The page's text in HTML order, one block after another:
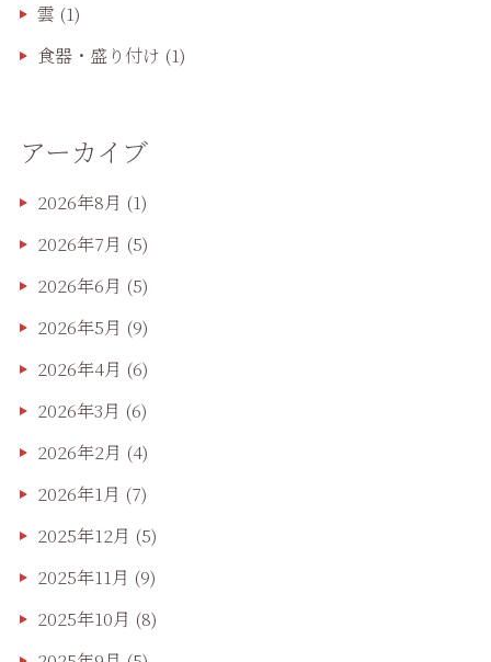
雲 (1)
食器・盛り付け (1)
アーカイブ
2026年8月 (1)
2026年7月 (5)
2026年6月 (5)
2026年5月 (9)
2026年4月 (6)
2026年3月 (6)
2026年2月 (4)
2026年1月 (7)
2025年12月 (5)
2025年11月 (9)
2025年10月 (8)